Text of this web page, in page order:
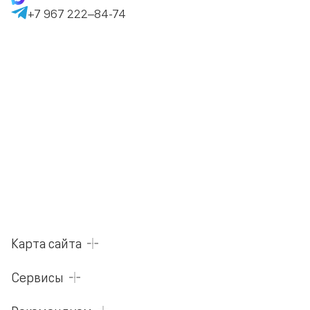
+7 967 222–84-74
Карта сайта
Сервисы